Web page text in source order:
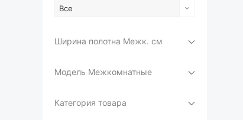
Все
Ширина полотна Межк. см
Модель Межкомнатные
Категория товара